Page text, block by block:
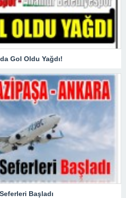
Gol Oldu Yağdı!
Başladı